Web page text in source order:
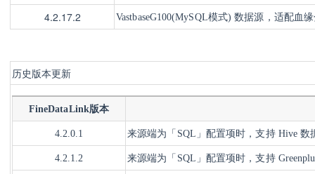
4.2.17.2
VastbaseG100(MySQL模式) 数据源 ，适配血
历史版本更新
FineDataLink版本
4.2.0.1 来源端为「SQL」配置项时，支持 Hive 数
4.2.1.2 来源端为「SQL」配置项时，支持